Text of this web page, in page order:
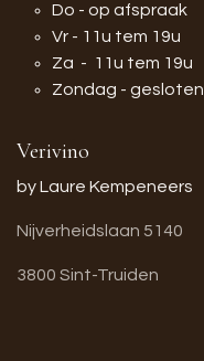
Do - op afspraak
Vr - 11u tem 19u
Za - 11u tem 19u
Zondag - gesloten
Verivino
by Laure Kempeneers
Nijverheidslaan 5140
3800 Sint-Truiden